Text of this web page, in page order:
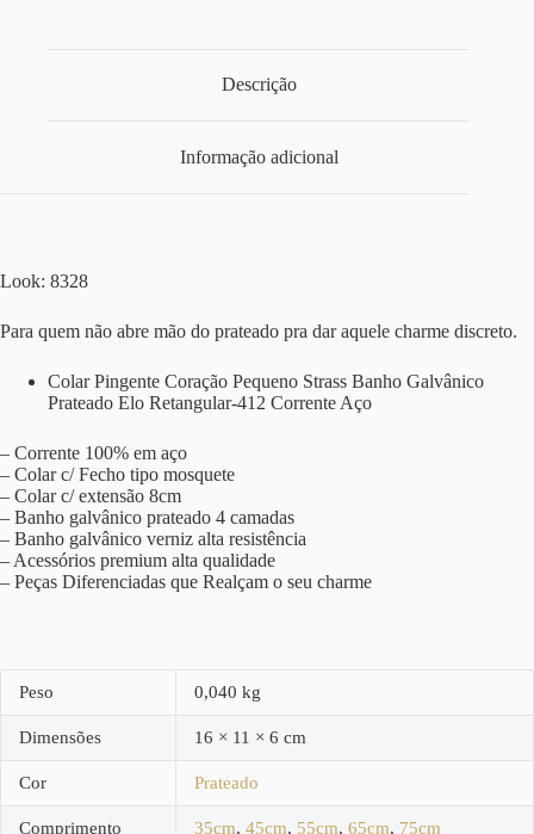
Descrição
Informação adicional
Look: 8328
Para quem não abre mão do prateado pra dar aquele charme discreto.
Colar Pingente Coração Pequeno Strass Banho Galvânico
Prateado Elo Retangular-412 Corrente Aço
– Corrente 100% em aço
– Colar c/ Fecho tipo mosquete
– Colar c/ extensão 8cm
– Banho galvânico prateado 4 camadas
– Banho galvânico verniz alta resistência
– Acessórios premium alta qualidade
– Peças Diferenciadas que Realçam o seu charme
Peso 0,040 kg
Dimensões 16 × 11 × 6 cm
Cor Prateado
Comprimento 35cm, 45cm, 55cm, 65cm, 75cm